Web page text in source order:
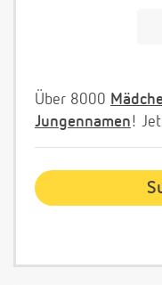
Über 8000
Jungennamen!